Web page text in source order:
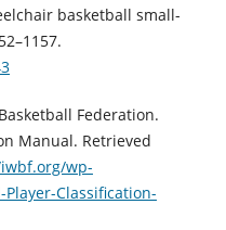
basketball small-
Federation.
Manual. Retrieved
wp-
Classification-